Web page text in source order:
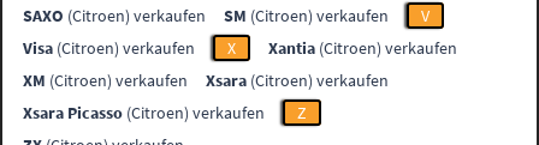
SAXO (Citroen) verkaufen SM (Citroen) verkaufen
V
Visa (Citroen) verkaufen X Xantia (Citroen) verkaufen
XM (Citroen) verkaufen Xsara (Citroen) verkaufen
Xsara Picasso (Citroen) verkaufen
Z